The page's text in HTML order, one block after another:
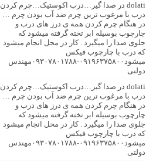
dolati در صدا گیر…درب اکوستیک…چرم کردن
درب با مرغوب ترین چرم ضد آب بودن چرم …
در هنگام چرم کردن همه ی درز های درب و
چارچوب بوسیله ابر تخته گرفته میشود که
جلوی صدا را میگیرد . کار در محل انجام میشود
که درب با چارچوب فیکس
میشود۰۹۱۹۶۳۷۵۸۰۰-۰۹۳۰۷۸۰۱۷۸۸مهندس
دولتی
dolati در صدا گیر…درب اکوستیک…چرم کردن
درب با مرغوب ترین چرم ضد آب بودن چرم …
در هنگام چرم کردن همه ی درز های درب و
چارچوب بوسیله ابر تخته گرفته میشود که
جلوی صدا را میگیرد . کار در محل انجام میشود
که درب با چارچوب فیکس
میشود۰۹۱۹۶۳۷۵۸۰۰-۰۹۳۰۷۸۰۱۷۸۸مهندس
دولتی